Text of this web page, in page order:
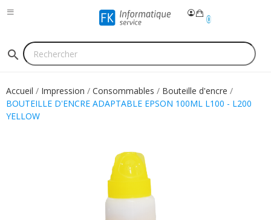
0
search
Accueil Impression Consommables
Bouteille d'encre
BOUTEILLE D'ENCRE ADAPTABLE EPSON 100ML L100 - L200
YELLOW